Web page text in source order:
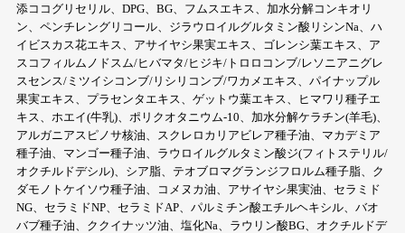
添ココグリセリル、DPG、BG、フムスエキス、加水分解コンキオリ
ン、ペンチレングリコール、ジラウロイルグルタミン酸リシンNa、ハ
イビスカス花エキス、アサイヤシ果実エキス、ゴレンシ葉エキス、ア
スコフィルムノドスム/ヒバマタ/ヒジキ/トロロコンブ/レソニアニグレ
スセンス/ミツイシコンブ/リシリコンブ/ワカメエキス、パイナップル
果実エキス、プラセンタエキス、ゲットウ葉エキス、ヒマワリ種子エ
キス、ホエイ(牛乳)、ポリクオタニウム-10、加水分解ケラチン(羊毛)、
アルガニアスピノサ核油、スクレロカリアビレア種子油、マカデミア
種子油、マンゴー種子油、ラウロイルグルタミン酸ジ(フィトステリル/
オクチルドデシル)、シア脂、テオブロマグランジフロルム種子脂、ク
ダモノトケイソウ種子油、コメヌカ油、アサイヤシ果実油、セラミド
NG、セラミドNP、セラミドAP、パルミチン酸エチルヘキシル、バオ
バブ種子油、ククイナッツ油、塩化Na、ラウリン酸BG、オクチルドデ